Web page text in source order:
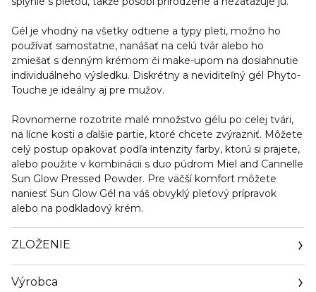
Gél je vhodný na všetky odtiene a typy pleti, možno ho
používať samostatne, nanášať na celú tvár alebo ho
zmiešať s denným krémom či make-upom na dosiahnutie
individuálneho výsledku. Diskrétny a neviditeľný gél Phyto-
Touche je ideálny aj pre mužov.
Rovnomerne rozotrite malé množstvo gélu po celej tvári,
na lícne kosti a ďalšie partie, ktoré chcete zvýrazniť. Môžete
celý postup opakovať podľa intenzity farby, ktorú si prajete,
alebo použite v kombinácii s duo púdrom Miel and Cannelle
Sun Glow Pressed Powder. Pre väčší komfort môžete
naniesť Sun Glow Gél na váš obvyklý pleťový prípravok
alebo na podkladový krém.
ZLOŽENIE
Výrobca